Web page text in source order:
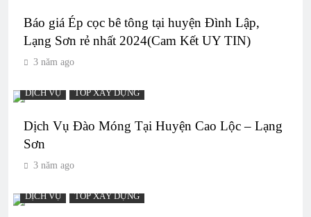
Báo giá Ép cọc bê tông tại huyện Đình Lập,
Lạng Sơn rẻ nhất 2024(Cam Kết UY TIN)
3 năm ago
DỊCH VỤ TOP XÂY DỰNG
Dịch Vụ Đào Móng Tại Huyện Cao Lộc – Lạng
Sơn
3 năm ago
DỊCH VỤ TOP XÂY DỰNG